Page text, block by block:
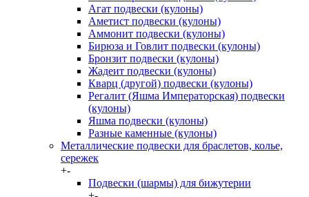
Агат подвески (кулоны)
Аметист подвески (кулоны)
Аммонит подвески (кулоны)
Бирюза и Говлит подвески (кулоны)
Бронзит подвески (кулоны)
Жадеит подвески (кулоны)
Кварц (другой) подвески (кулоны)
Регалит (Яшма Императорская) подвески
(кулоны)
Яшма подвески (кулоны)
Разные каменные (кулоны)
Металлические подвески для браслетов, колье,
сережек
+-
Подвески (шармы) для бижутерии